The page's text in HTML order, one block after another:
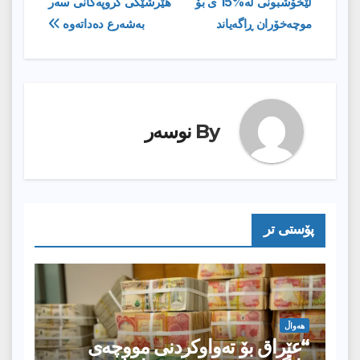
بابەت
بەشەرع دەداتەوە
موچەخۆران ڕاگەیاند
By نوسەر
پۆستى تر
هەواڵ
“عێراق بۆ تەواوکردنی مووچەی